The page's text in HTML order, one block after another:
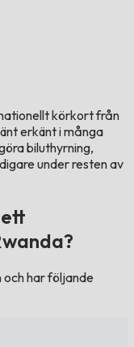
körkort från
erkänt i många
biluthyrning,
under resten av
har följande